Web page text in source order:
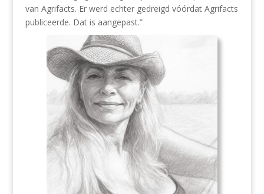
van Agrifacts. Er werd echter gedreigd vóórdat Agrifacts
publiceerde. Dat is aangepast.”